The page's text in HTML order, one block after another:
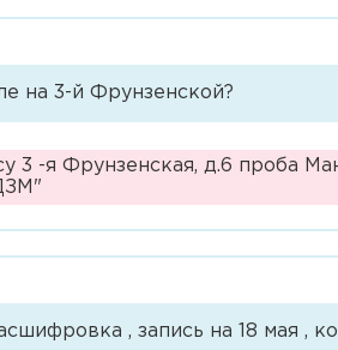
на 3-й Фрунзенской?
-я Фрунзенская, д.6 проба
, запись на 18 мая ,